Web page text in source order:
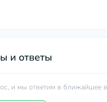
и ответы
и мы ответим в ближайшее